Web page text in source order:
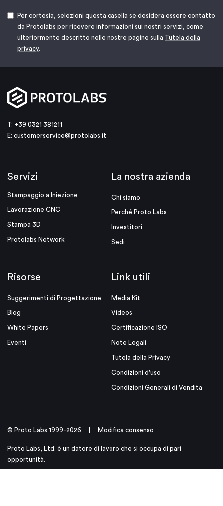
Per cortesia, selezioni questa casella se desidera essere contatto
da Protolabs per ricevere informazioni sui nostri servizi, come
ulteriormente descritto nelle nostre pagine sulla Tutela della
privacy.
T: +39 0321 381211
E: customerservice@protolabs.it
Servizi
Stampaggio a Iniezione
Lavorazione CNC
Stampa 3D
Protolabs Network
La nostra azienda
Chi siamo
Perché Proto Labs
Investitori
Sedi
Risorse
Suggerimenti di Progettazione
Blog
White Papers
Eventi
Link utili
Media Kit
Videos
Certificazione ISO
Note Legali
Tutela della Privacy
Condizioni d'uso
Condizioni Generali di Vendita
© Proto Labs 1999-2026 Modifica consenso
Proto Labs, Ltd. è un datore di lavoro che si occupa di pari
opportunità.